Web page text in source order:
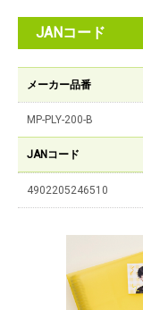
JANコード
メーカー品番
MP-PLY-200-B
JANコード
4902205246510